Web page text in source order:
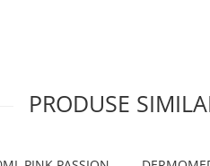
PRODUSE